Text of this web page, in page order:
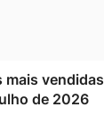
mais vendidas
de 2026